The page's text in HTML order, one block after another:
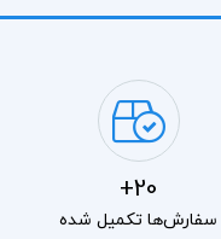
20+
سفارش‌ها تکمیل شده